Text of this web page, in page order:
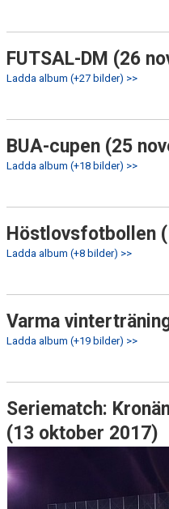
FUTSAL-DM (26
Ladda album (+27 bilder) >>
BUA-cupen (25
Ladda album (+18 bilder) >>
Höstlovsfotbollen
Ladda album (+8 bilder) >>
Varma
Ladda album (+19 bilder) >>
Seriematch:
(13 oktober 2017)